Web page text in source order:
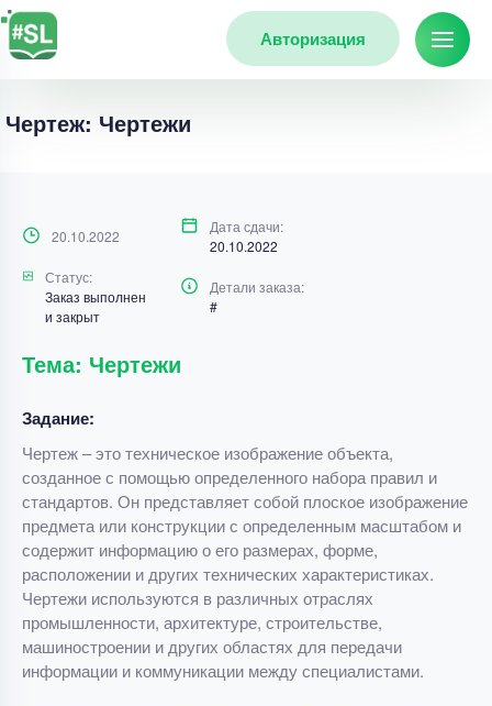
Авторизация
Чертеж: Чертежи
20.10.2022
Дата сдачи:
20.10.2022
Статус:
Заказ выполнен
и закрыт
Детали заказа:
#
Тема: Чертежи
Задание:
Чертеж – это техническое изображение объекта,
созданное с помощью определенного набора правил и
стандартов. Он представляет собой плоское изображение
предмета или конструкции с определенным масштабом и
содержит информацию о его размерах, форме,
расположении и других технических характеристиках.
Чертежи используются в различных отраслях
промышленности, архитектуре, строительстве,
машиностроении и других областях для передачи
информации и коммуникации между специалистами.